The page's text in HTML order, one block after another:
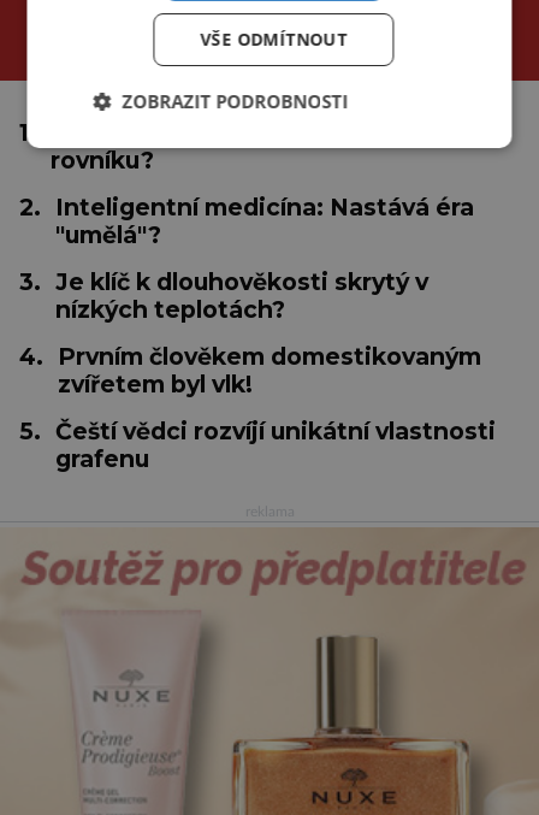
za poslední
24 hodin týden
1.
rovníku?
2.
Inteligentní medicína: Nastává éra
"umělá"?
3. Je klíč k dlouhověkosti skrytý v
nízkých teplotách?
4.
Prvním člověkem domestikovaným
zvířetem byl vlk!
5. Čeští vědci rozvíjí unikátní vlastnosti
grafenu
VŠE ODMÍTNOUT
ZOBRAZIT PODROBNOSTI